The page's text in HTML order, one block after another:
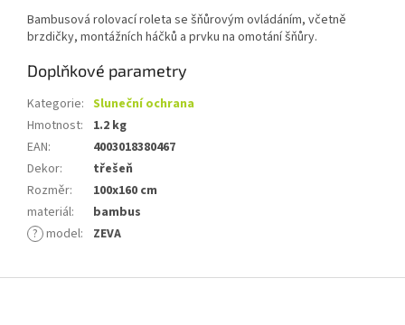
Bambusová rolovací roleta se šňůrovým ovládáním, včetně
brzdičky, montážních háčků a prvku na omotání šňůry.
Doplňkové parametry
Kategorie: Sluneční ochrana
Hmotnost:
1.2 kg
EAN:
4003018380467
Dekor:
třešeň
Rozměr:
100x160 cm
materiál:
bambus
? model: ZEVA